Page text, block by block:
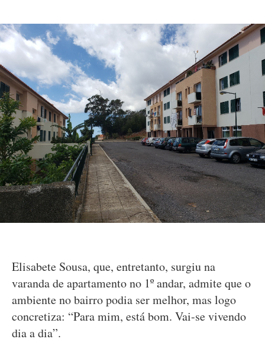
Elisabete Sousa, que, entretanto, surgiu na
varanda de apartamento no 1º andar, admite que o
ambiente no bairro podia ser melhor, mas logo
concretiza: “Para mim, está bom. Vai-se vivendo
dia a dia”.